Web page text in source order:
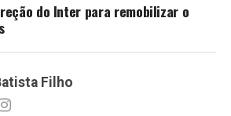
do Inter para remobilizar o
Filho